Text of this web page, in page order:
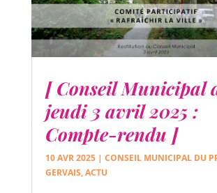
[ Conseil Municipal
jeudi 3 avril 2025 :
Compte-rendu ]
10 AVR 2025| CONSEIL MUNICIPAL DU
GERVAIS,ACTU